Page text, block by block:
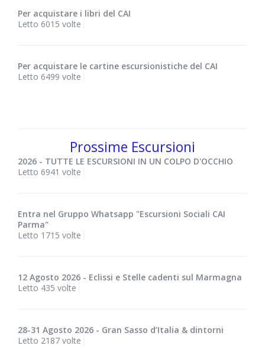
Per acquistare i libri del CAI
Letto 6015 volte
Per acquistare le cartine escursionistiche del CAI
Letto 6499 volte
Prossime Escursioni
2026 - TUTTE LE ESCURSIONI IN UN COLPO D'OCCHIO
Letto 6941 volte
Entra nel Gruppo Whatsapp "Escursioni Sociali CAI
Parma"
Letto 1715 volte
12 Agosto 2026 - Eclissi e Stelle cadenti sul Marmagna
Letto 435 volte
28-31 Agosto 2026 - Gran Sasso d’Italia & dintorni
Letto 2187 volte